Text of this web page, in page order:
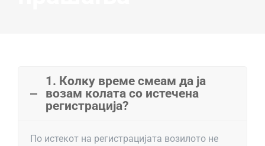
ДОКУМЕНТИ
ЗА НАС
1. Колку време смеам да ја
возам колата со истечена
регистрација?
По истекот на регистрацијата возилото не